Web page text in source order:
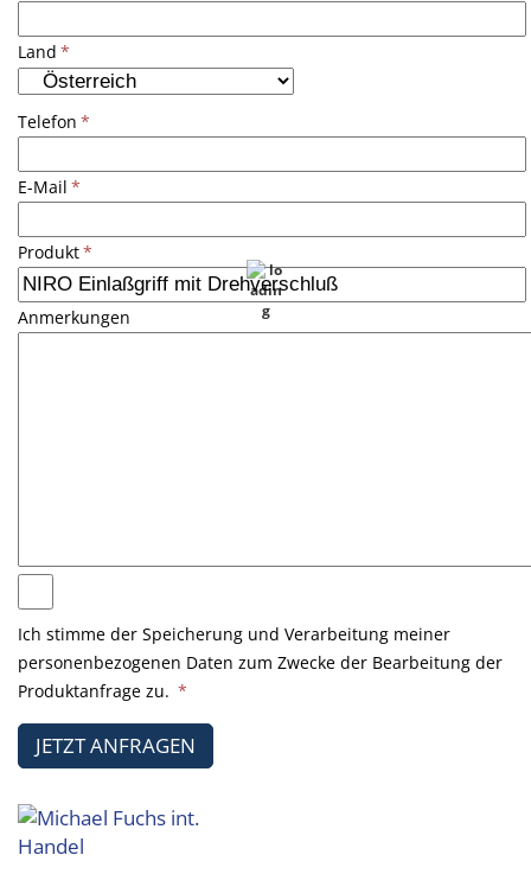
Land *
Telefon *
E-Mail *
Produkt*
Anmerkungen
Ich stimme der Speicherung und Verarbeitung meiner
personenbezogenen Daten zum Zwecke der Bearbeitung der
Produktanfrage zu. *
JETZT ANFRAGEN